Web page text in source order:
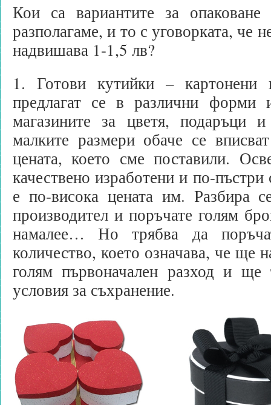
Кои са вариантите за
разполагаме, и то с уговорката, че
надвишава 1-1,5 лв?
1. Готови кутийки – картонени
предлагат се в различни форми
магазините за цветя, подаръци
малките размери обаче се
цената, което сме поставили.
качествено изработени и по-пъстри
е по-висока цената им. Разбира
производител и поръчате голям
намалее… Но трябва да
количество, което означава, че ще
голям първоначален разход и ще
условия за съхранение.